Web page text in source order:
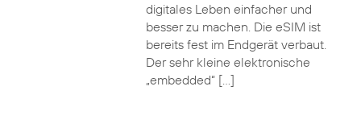
digitales Leben einfacher und
besser zu machen. Die eSIM ist
bereits fest im Endgerät verbaut.
Der sehr kleine elektronische
„embedded“ […]